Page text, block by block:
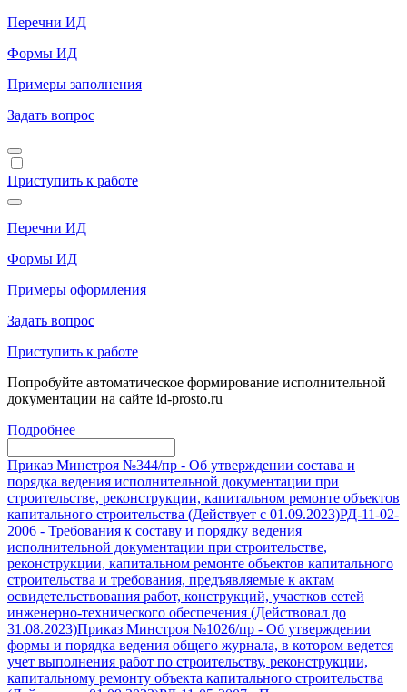
Перечни ИД
Формы ИД
Примеры заполнения
Задать вопрос
Приступить к работе
Перечни ИД
Формы ИД
Примеры оформления
Задать вопрос
Приступить к работе
Попробуйте автоматическое формирование исполнительной
документации на сайте id-prosto.ru
Подробнее
Приказ Минстроя №344/пр - Об утверждении состава и
порядка ведения исполнительной документации при
строительстве, реконструкции, капитальном ремонте объектов
капитального строительства (Действует с 01.09.2023)РД-11-02-
2006 - Требования к составу и порядку ведения
исполнительной документации при строительстве,
реконструкции, капитальном ремонте объектов капитального
строительства и требования, предъявляемые к актам
освидетельствования работ, конструкций, участков сетей
инженерно-технического обеспечения (Действовал до
31.08.2023)Приказ Минстроя №1026/пр - Об утверждении
формы и порядка ведения общего журнала, в котором ведется
учет выполнения работ по строительству, реконструкции,
капитальному ремонту объекта капитального строительства